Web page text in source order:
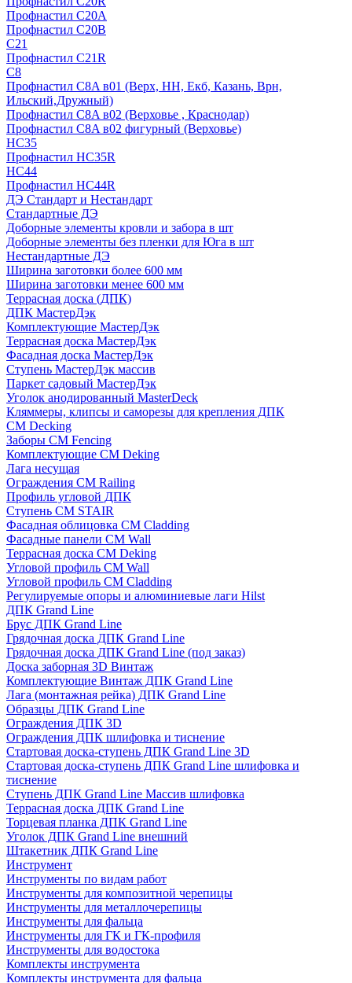
Профнастил С20А
Профнастил С20В
C21
Профнастил С21R
C8
Профнастил С8A в01 (Верх, НН, Екб, Казань, Врн,
Ильский,Дружный)
Профнастил С8A в02 (Верховье , Краснодар)
Профнастил С8A в02 фигурный (Верховье)
HС35
Профнастил HC35R
НС44
Профнастил НС44R
ДЭ Стандарт и Нестандарт
Стандартные ДЭ
Доборные элементы кровли и забора в шт
Доборные элементы без пленки для Юга в шт
Нестандартные ДЭ
Ширина заготовки более 600 мм
Ширина заготовки менее 600 мм
Террасная доска (ДПК)
ДПК МастерДэк
Комплектующие МастерДэк
Террасная доска МастерДэк
Фасадная доска МастерДэк
Ступень МастерДэк массив
Паркет садовый МастерДэк
Уголок анодированный MasterDeck
Кляммеры, клипсы и саморезы для крепления ДПК
CM Decking
Заборы CM Fencing
Комплектующие CM Deking
Лага несущая
Ограждения CM Railing
Профиль угловой ДПК
Ступень CM STAIR
Фасадная облицовка CM Cladding
Фасадные панели CM Wall
Террасная доска CM Deking
Угловой профиль CM Wall
Угловой профиль CM Cladding
Регулируемые опоры и алюминиевые лаги Hilst
ДПК Grand Line
Брус ДПК Grand Line
Грядочная доска ДПК Grand Line
Грядочная доска ДПК Grand Line (под заказ)
Доска заборная 3D Винтаж
Комплектующие Винтаж ДПК Grand Line
Лага (монтажная рейка) ДПК Grand Line
Образцы ДПК Grand Line
Ограждения ДПК 3D
Ограждения ДПК шлифовка и тиснение
Стартовая доска-ступень ДПК Grand Line 3D
Стартовая доска-ступень ДПК Grand Line шлифовка и
тиснение
Ступень ДПК Grand Line Массив шлифовка
Террасная доска ДПК Grand Line
Торцевая планка ДПК Grand Line
Уголок ДПК Grand Line внешний
Штакетник ДПК Grand Line
Инструмент
Инструменты по видам работ
Инструменты для композитной черепицы
Инструменты для металлочерепицы
Инструменты для фальца
Инструменты для ГК и ГК-профиля
Инструменты для водостока
Комплекты инструмента
Комплекты инструмента для фальца